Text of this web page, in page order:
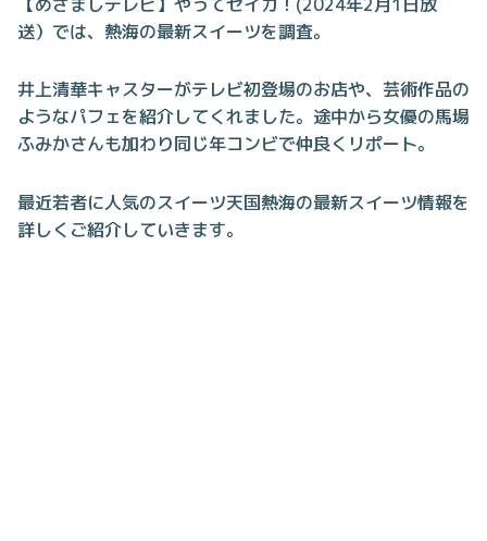
送）では、熱海の最新スイーツを調査。
井上清華キャスターがテレビ初登場のお店や、芸術作品の
ようなパフェを紹介してくれました。途中から女優の馬場
ふみかさんも加わり同じ年コンビで仲良くリポート。
最近若者に人気のスイーツ天国熱海の最新スイーツ情報を
詳しくご紹介していきます。